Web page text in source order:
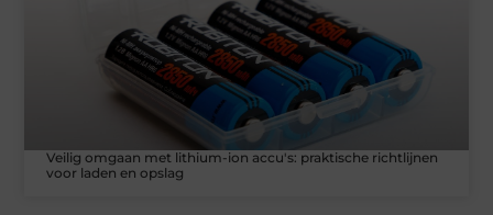
Veilig omgaan met lithium-ion accu's: praktische richtlijnen
voor laden en opslag